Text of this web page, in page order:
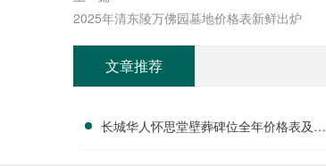
2025年清东陵万佛园墓地价格表新鲜出炉
文章推荐
长城华人怀思堂壁葬碑位全年价格表及团